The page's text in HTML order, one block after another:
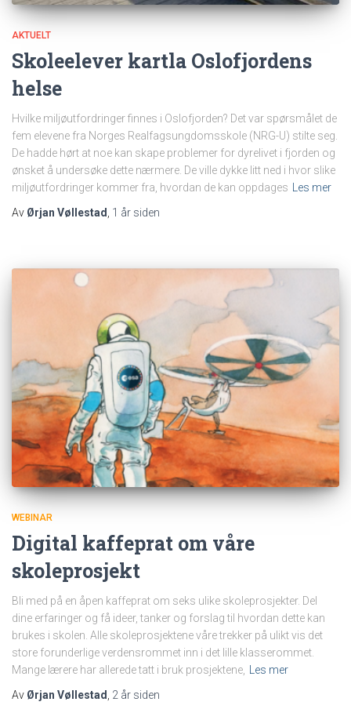
AKTUELT
Skoleelever kartla Oslofjordens
helse
Hvilke miljøutfordringer finnes i Oslofjorden? Det var spørsmålet de
fem elevene fra Norges Realfagsungdomsskole (NRG-U) stilte seg.
De hadde hørt at noe kan skape problemer for dyrelivet i fjorden og
ønsket å undersøke dette nærmere. De ville dykke litt ned i hvor slike
miljøutfordringer kommer fra, hvordan de kan oppdages
Les mer
Av Ørjan Vøllestad 1 år siden
WEBINAR
Digital kaffeprat om våre
skoleprosjekt
Bli med på en åpen kaffeprat om seks ulike skoleprosjekter. Del
dine erfaringer og få ideer, tanker og forslag til hvordan dette kan
brukes i skolen. Alle skoleprosjektene våre trekker på ulikt vis det
store forunderlige verdensrommet inn i det lille klasserommet.
Mange lærere har allerede tatt i bruk prosjektene,
Les mer
Av Ørjan Vøllestad 2 år siden